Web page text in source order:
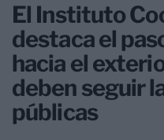
El Instituto
destaca el
hacia el
deben seguir
públicas